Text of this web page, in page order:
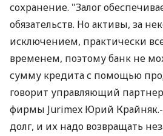
сохранение. "Залог
обязательств. Но активы, за
исключением, практически
временем, поэтому банк не
сумму кредита с помощью
говорит управляющий
фирмы Jurimex Юрий
долг, и их надо возвращать